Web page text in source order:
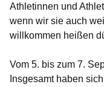
Athletinnen und
wenn wir sie auch
willkommen heißen
Vom 5. bis zum 7.
Insgesamt haben